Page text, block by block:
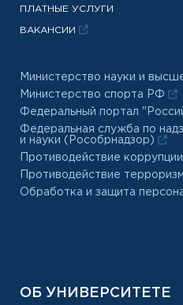
ПЛАТНЫЕ УСЛУГИ
ВАКАНСИИ
Министерство науки и
Министерство спорта РФ
Федеральный портал
Федеральная служба по
и науки (Рособрнадзор)
Противодействие коррупции
Противодействие
Обработка и защита
ОБ УНИВЕРСИТЕТЕ